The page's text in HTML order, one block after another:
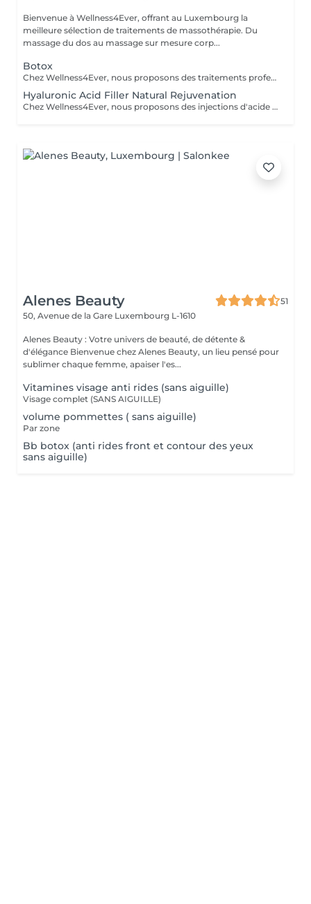
Bienvenue à Wellness4Ever, offrant au Luxembourg la
meilleure sélection de traitements de massothérapie. Du
massage du dos au massage sur mesure corp...
Botox
Chez Wellness4Ever, nous proposons des traitements professionnels de Botox, exclusivement réalisés par un médecin spécialisé afin de garantir une expertise et une prise en charge optimale. Nos séances de Botox permettent de lisser les rides du front, les pattes d'oie et les rides du lion, offrant un résultat naturel qui sublime votre visage. L'intervention est rapide, nécessite peu de temps de récupération et est effectuée avec précision.
Hyaluronic Acid Filler Natural Rejuvenation
Chez Wellness4Ever, nous proposons des injections d'acide hyaluronique (fillers), réalisées exclusivement par un médecin spécialisé afin de restaurer les volumes, lisser les rides et sublimer les contours du visage. Ce traitement non chirurgical permet de rajeunir efficacement les lèvres, les pommettes, les sillons nasogéniens et l'ovale du visage, offrant un résultat naturel et harmonieux. La procédure est rapide, peu invasive et procure une amélioration immédiate et durable.
Alenes Beauty
51
50, Avenue de la Gare Luxembourg L-1610
Alenes Beauty : Votre univers de beauté, de détente &
d'élégance Bienvenue chez Alenes Beauty, un lieu pensé pour
sublimer chaque femme, apaiser l'es...
Vitamines visage anti rides (sans aiguille)
Visage complet (SANS AIGUILLE)
volume pommettes ( sans aiguille)
Par zone
Bb botox (anti rides front et contour des yeux
sans aiguille)